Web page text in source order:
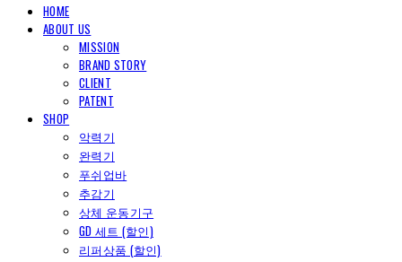
HOME
ABOUT US
MISSION
BRAND STORY
CLIENT
PATENT
SHOP
악력기
완력기
푸쉬업바
추감기
상체 운동기구
GD 세트 (할인)
리퍼상품 (할인)